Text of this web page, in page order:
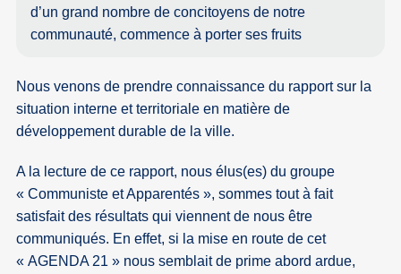
d’un grand nombre de concitoyens de notre
communauté, commence à porter ses fruits
Nous venons de prendre connaissance du rapport sur la
situation interne et territoriale en matière de
développement durable de la ville.
A la lecture de ce rapport, nous élus(es) du groupe
« Communiste et Apparentés », sommes tout à fait
satisfait des résultats qui viennent de nous être
communiqués. En effet, si la mise en route de cet
« AGENDA 21 » nous semblait de prime abord ardue,